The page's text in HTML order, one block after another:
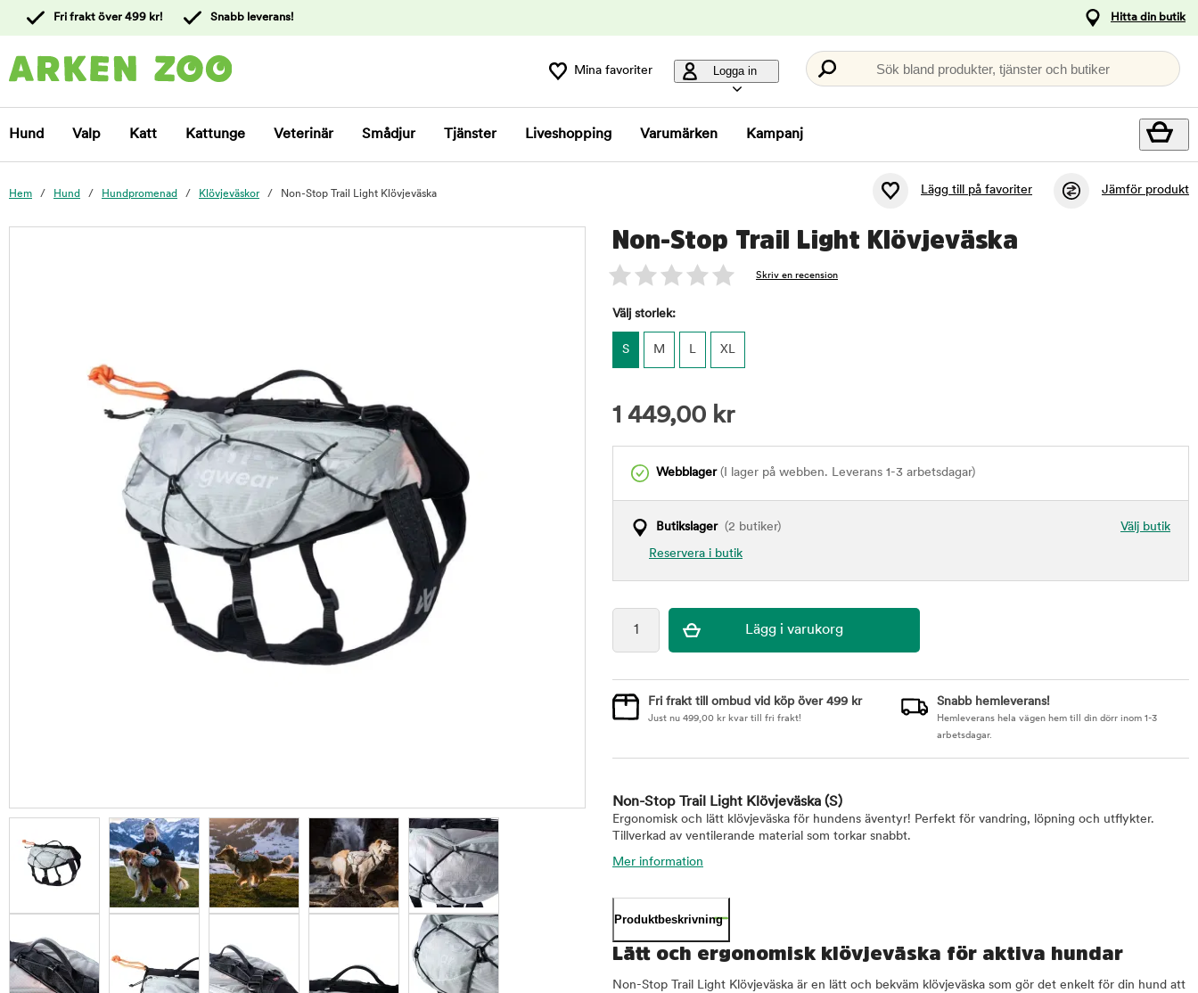
kundtjänst
Fri frakt över 499 kr! Snabb leverans! Hitta din butik
Mina favoriter Logga in Sök bland produkter, tjänster och butiker
Hund Valp Katt Kattunge Veterinär Smådjur Tjänster Liveshopping Varumärken Kampanj
Hem Hund Hundpromenad Klövjeväskor Non-Stop Trail Light Klövjeväska Lägg till på favoriter Jämför produkt
Non-Stop Trail Light Klövjeväska
Skriv en recension
Välj storlek:
S M L XL
1 449,00 kr
Webblager(I lager på webben. Leverans 1-3 arbetsdagar)
Välj butik
Butikslager(2 butiker)
Reservera i butik
Fri frakt till ombud vid köp över 499 kr
Just nu 499,00 kr kvar till fri frakt!
Snabb hemleverans!
Hemleverans hela vägen hem till din dörr inom 1-3
arbetsdagar.
Non-Stop Trail Light Klövjeväska (S)
Ergonomisk och lätt klövjeväska för hundens äventyr! Perfekt för vandring, löpning och utflykter.
Tillverkad av ventilerande material som torkar snabbt.
Mer information
Produktbeskrivning
Lätt och ergonomisk klövjeväska för aktiva hundar
Non-Stop Trail Light Klövjeväska är en lätt och bekväm klövjeväska som gör det enkelt för din hund att